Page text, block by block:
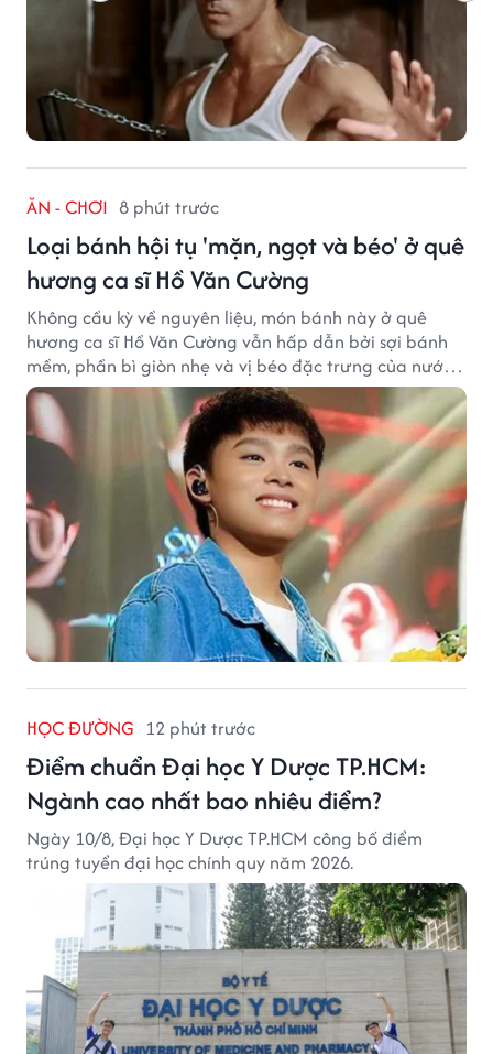
ĂN - CHƠI 8 phút trước
Loại bánh hội tụ 'mặn, ngọt và béo' ở quê
hương ca sĩ Hồ Văn Cường
Không cầu kỳ về nguyên liệu, món bánh này ở quê
hương ca sĩ Hồ Văn Cường vẫn hấp dẫn bởi sợi bánh
mềm, phần bì giòn nhẹ và vị béo đặc trưng của nước
cốt dừa.
HỌC ĐƯỜNG 12 phút trước
Điểm chuẩn Đại học Y Dược TP.HCM:
Ngành cao nhất bao nhiêu điểm?
Ngày 10/8, Đại học Y Dược TP.HCM công bố điểm
trúng tuyển đại học chính quy năm 2026.